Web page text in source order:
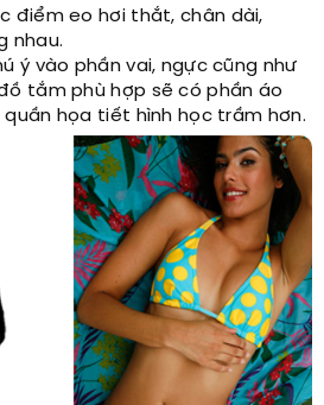
điểm eo hơi thắt, chân dài,
nhau.
ý vào phần vai, ngực cũng như
tắm phù hợp sẽ có phần áo
họa tiết hình học trầm hơn.